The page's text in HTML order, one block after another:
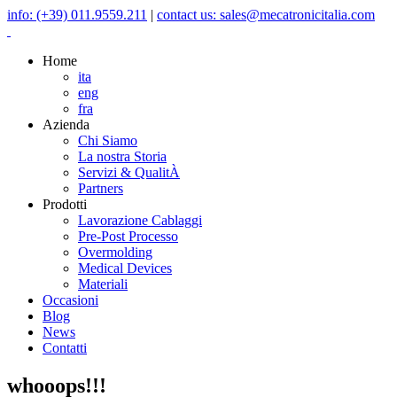
info: (+39) 011.9559.211 | contact us: sales@mecatronicitalia.com
Home
ita
eng
fra
Azienda
Chi Siamo
La nostra Storia
Servizi & QualitÀ
Partners
Prodotti
Lavorazione Cablaggi
Pre-Post Processo
Overmolding
Medical Devices
Materiali
Occasioni
Blog
News
Contatti
whooops!!!